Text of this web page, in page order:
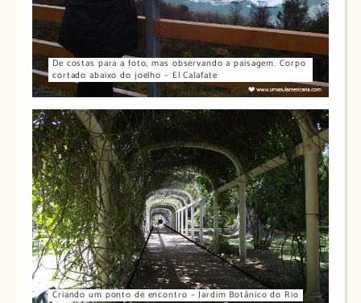
De costas para a foto, mas observando a paisagem. Corpo
cortado abaixo do joelho – El Calafate
Criando um ponto de encontro – Jardim Botânico do Rio